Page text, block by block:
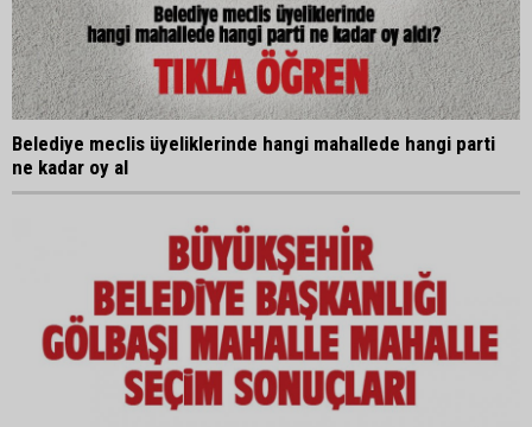
Belediye meclis üyeliklerinde hangi mahallede hangi parti
ne kadar oy al